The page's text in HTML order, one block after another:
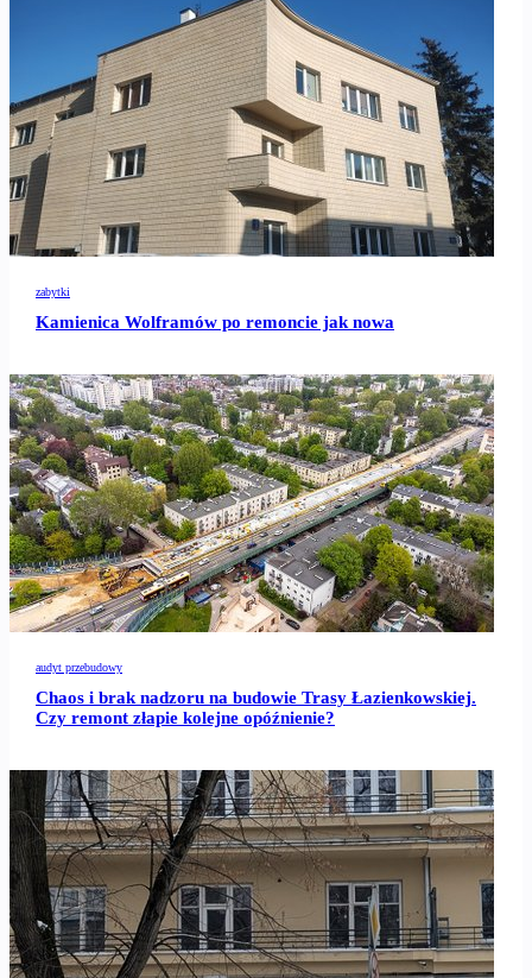
zabytki
Kamienica Wolframów po remoncie jak nowa
audyt przebudowy
Chaos i brak nadzoru na budowie Trasy Łazienkowskiej.
Czy remont złapie kolejne opóźnienie?